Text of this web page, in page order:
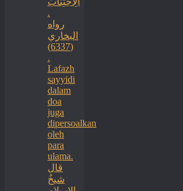
.
رواه
البخاري
(6337)
.
Lafazh
sayyidi
dalam
doa
juga
dipersoalkan
oleh
para
ulama.
قال
شيخُ